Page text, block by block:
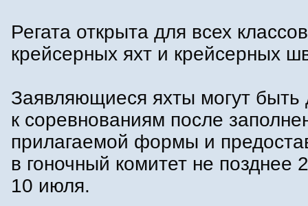
Регата открыта для всех классов
крейсерных яхт и крейсерных
Заявляющиеся яхты могут
к соревнованиям после
прилагаемой формы и
в гоночный комитет не позднее
10 июля.